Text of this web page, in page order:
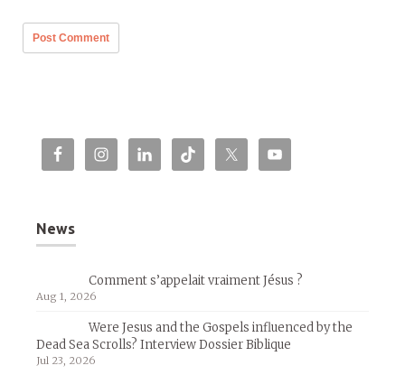
News
Comment s’appelait vraiment Jésus ?
Aug 1, 2026
Were Jesus and the Gospels influenced by the
Dead Sea Scrolls? Interview Dossier Biblique
Jul 23, 2026